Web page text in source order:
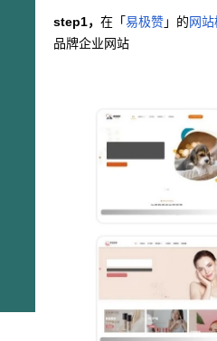
step1， 在「易极赞」的网
品牌企业网站